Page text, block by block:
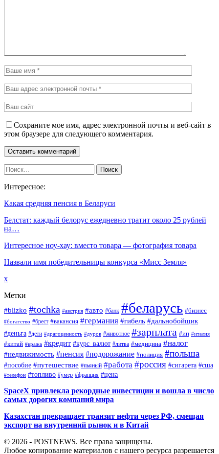
Сохраните мое имя, адрес электронной почты и веб-сайт в
этом браузере для следующего комментария.
Интересное:
Какая средняя пенсия в Беларуси
Белстат: каждый белорус ежедневно тратит около 25 рублей
на…
Интересное ноу-хау: вместо товара — фотография товара
Назвали имя победительницы конкурса «Мисс Земля»
x
Метки
#blizko #tochka #австрия #авто #банк #беларусь #бизнес
#богатство #брест #вакансия #германия #гибель #дальнобойщик
#деньга #дети #драгоценность #дуров #животное #зарплата #ип #италия
#китай #кража #кредит #курс_валют #литва #медицина #налог
#недвижимость #пенсия #подорожание #полиция #польша
#пособие #путешествие #пьяный #работа #россия #сигарета #сша
#телефон #топливо #умер #франция #цена
SpaceX привлекла рекордные инвестиции и вошла в число
самых дорогих компаний мира
Казахстан прекращает транзит нефти через РФ, смещая
экспорт на внутренний рынок и в Китай
© 2026 - POSTNEWS. Все права защищены.
Любое копирование материалов с нашего ресурса разрешается